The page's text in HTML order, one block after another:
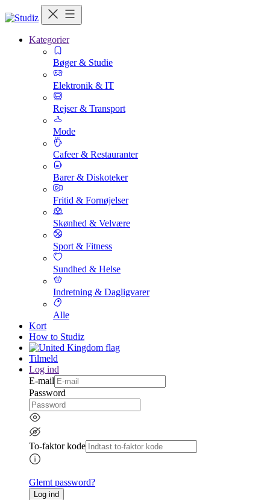
Kategorier
Bøger & Studie
Elektronik & IT
Rejser & Transport
Mode
Cafeer & Restauranter
Barer & Diskoteker
Fritid & Fornøjelser
Skønhed & Velvære
Sport & Fitness
Sundhed & Helse
Indretning & Dagligvarer
Alle
Kort
How to Studiz
Tilmeld
Log ind
E-mail
Password
To-faktor kode
Glemt password?